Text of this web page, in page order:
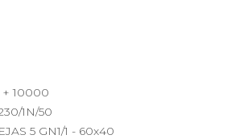
+ 10000
1N/50
5 GN1/1 - 60x40